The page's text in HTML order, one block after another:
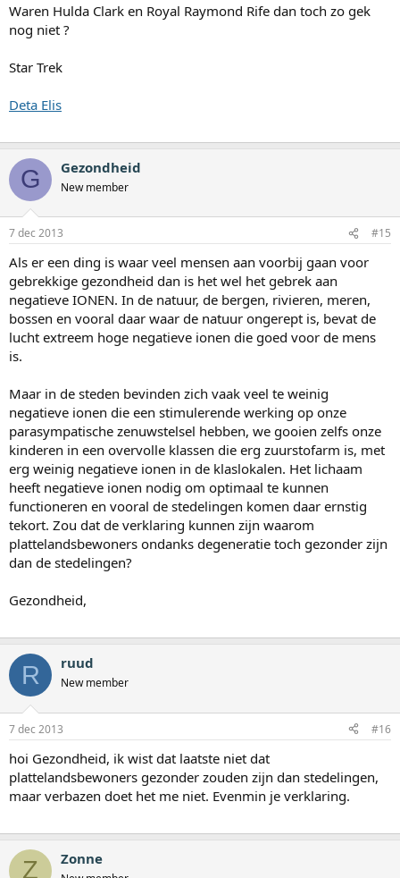
Waren Hulda Clark en Royal Raymond Rife dan toch zo gek
nog niet ?
Star Trek
Deta Elis
G Gezondheid
New member
7 dec 2013 #15
Als er een ding is waar veel mensen aan voorbij gaan voor
gebrekkige gezondheid dan is het wel het gebrek aan
negatieve IONEN. In de natuur, de bergen, rivieren, meren,
bossen en vooral daar waar de natuur ongerept is, bevat de
lucht extreem hoge negatieve ionen die goed voor de mens
is.
Maar in de steden bevinden zich vaak veel te weinig
negatieve ionen die een stimulerende werking op onze
parasympatische zenuwstelsel hebben, we gooien zelfs onze
kinderen in een overvolle klassen die erg zuurstofarm is, met
erg weinig negatieve ionen in de klaslokalen. Het lichaam
heeft negatieve ionen nodig om optimaal te kunnen
functioneren en vooral de stedelingen komen daar ernstig
tekort. Zou dat de verklaring kunnen zijn waarom
plattelandsbewoners ondanks degeneratie toch gezonder zijn
dan de stedelingen?
Gezondheid,
R ruud
New member
7 dec 2013 #16
hoi Gezondheid, ik wist dat laatste niet dat
plattelandsbewoners gezonder zouden zijn dan stedelingen,
maar verbazen doet het me niet. Evenmin je verklaring.
Z Zonne